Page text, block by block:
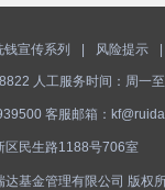
钱宣传系列 风险提示
人工服务时间：周一
客服邮箱：
区民生路1188号706室
基金管理有限公司 版权